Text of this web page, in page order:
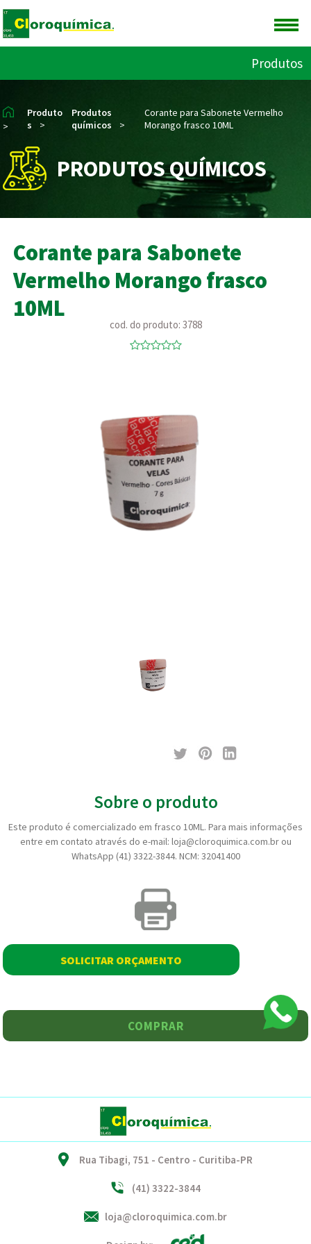
Produtos
>
Produto
s
>
Produtos
químicos
>
Corante para Sabonete Vermelho
Morango frasco 10ML
PRODUTOS QUÍMICOS
Corante para Sabonete
Vermelho Morango frasco
10ML
cod. do produto: 3788
Sobre o produto
Este produto é comercializado em frasco 10ML. Para mais informações
entre em contato através do e-mail: loja@cloroquimica.com.br ou
WhatsApp (41) 3322-3844. NCM: 32041400
SOLICITAR ORÇAMENTO
COMPRAR
Rua Tibagi, 751 - Centro - Curitiba-PR
(41) 3322-3844
loja@cloroquimica.com.br